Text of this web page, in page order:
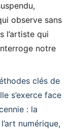
observe sans
l’artiste qui
interroge notre
clés de
s’exerce face
: la
numérique,